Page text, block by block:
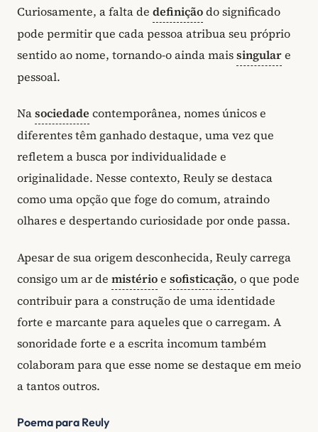
Curiosamente, a falta de definiçãodo significado
pode permitir que cada pessoa atribua seu próprio
sentido ao nome, tornando-o ainda maissingulare
pessoal.
Nasociedade contemporânea, nomes únicos e
diferentes têm ganhado destaque, uma vez que
refletem a busca por individualidade e
originalidade. Nesse contexto, Reuly se destaca
como uma opção que foge do comum, atraindo
olhares e despertando curiosidade por onde passa.
Apesar de sua origem desconhecida, Reuly carrega
consigo um ar de mistérioe sofisticação, o que pode
contribuir para a construção de uma identidade
forte e marcante para aqueles que o carregam. A
sonoridade forte e a escrita incomum também
colaboram para que esse nome se destaque em meio
a tantos outros.
Poema para Reuly